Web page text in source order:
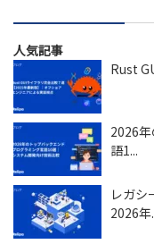
人気記事
Rust
2026
語1...
レガシ
2026年